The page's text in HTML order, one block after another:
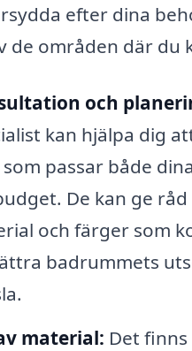
efter dina
de områden där du
och
kan hjälpa dig
passar både
De kan ge
och färger som
badrummets
material: Det